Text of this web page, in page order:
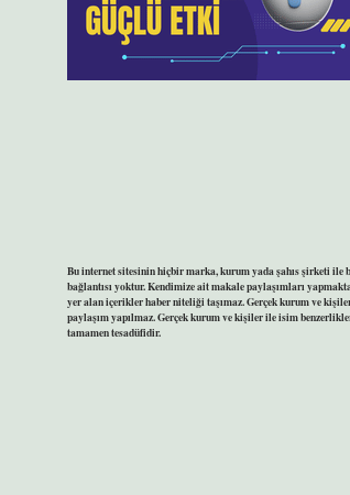
Bu internet sitesinin hiçbir marka, kurum yada şahıs şirketi ile
bağlantısı yoktur. Kendimize ait makale paylaşımları
yer alan içerikler haber niteliği taşımaz. Gerçek kurum ve
paylaşım yapılmaz. Gerçek kurum ve kişiler ile isim
tamamen tesadüfidir.